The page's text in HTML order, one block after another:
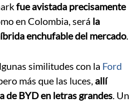
fue avistada precisamente
en Colombia, será la
enchufable del mercado.
similitudes con la Ford
más que las luces, allí
de BYD en letras grandes. Un